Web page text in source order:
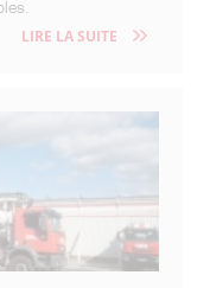
LIRE LA SUITE